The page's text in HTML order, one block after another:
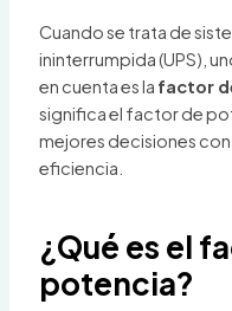
Cuando se trata de
ininterrumpida (UPS),
en cuenta es la factor
significa el factor de
mejores decisiones con
eficiencia.
¿Qué es el
potencia?